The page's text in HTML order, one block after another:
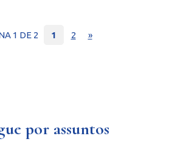
1 DE 2 1 2 »
por assuntos